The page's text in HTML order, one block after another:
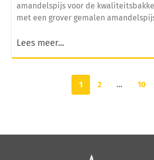
amandelspijs voor de
met een grover gemalen
Lees meer...
1 2 … 10